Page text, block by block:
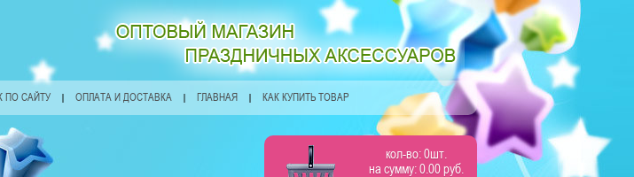
ПО САЙТУ ОПЛАТА И ДОСТАВКА ГЛАВНАЯ КАК КУПИТЬ ТОВАР
кол-во:0шт.
на сумму:0.00руб.